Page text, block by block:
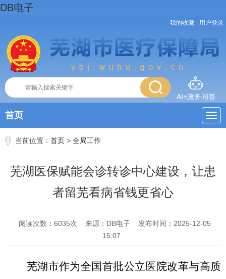
DB电子
我的收藏 用户登录
AI+政务问答
首页
当前位置： 首页 > 全局工作
芜湖医保赋能会诊转诊中心建设，让患
者留芜看病省钱更省心
阅读次数： 6035次 来源：DB电子
发布时间：2025-12-05
15:07
芜湖市作为全国首批公立医院改革与高质